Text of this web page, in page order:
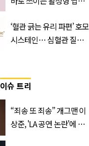
‘Quatrefolic®’ 주목
‘혈관 긁는 유리 파편’ 호모
시스테인… 심혈관 질환
이슈 트리
“죄송 또 죄송” 개그맨 이
상준, 'LA 공연 논란'에 고